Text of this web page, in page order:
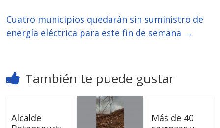
Cuatro municipios quedarán sin suministro de
energía eléctrica para este fin de semana →
También te puede gustar
Alcalde
Más de 40